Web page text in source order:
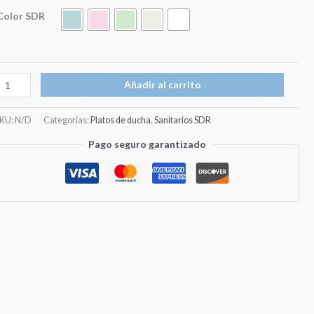
desde
€412,80
hasta
€500,80
SDR
Añadir al carrito
N/D Categorías: Platos de ducha,Sanitarios SDR
Pago seguro garantizado